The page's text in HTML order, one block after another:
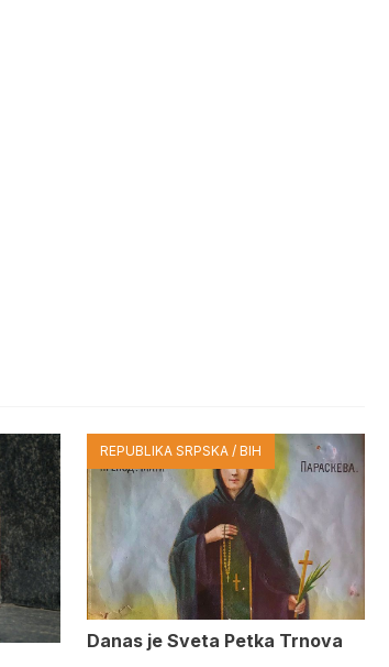
REPUBLIKA SRPSKA / BIH
Danas je Sveta Petka Trnova